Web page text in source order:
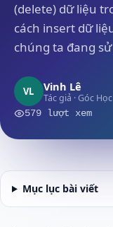
(delete) dữ liệu
cách insert dữ
chúng ta đang
VL Vinh Lê
Tác giả · Góc
579 lượt xem
Mục lục bài viết